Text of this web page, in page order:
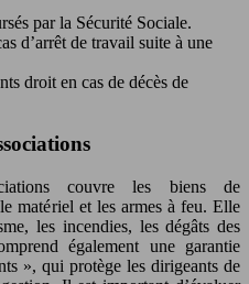
par la Sécurité Sociale.
d’arrêt de travail suite à une
droit en cas de décès de
couvre les biens de
matériel et les armes à feu. Elle
les incendies, les dégâts des
également une garantie
», qui protège les dirigeants de